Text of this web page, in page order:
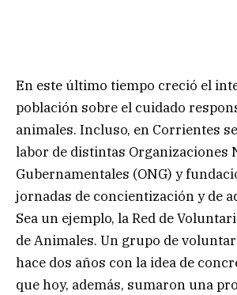
En este último tiempo creció el
población sobre el cuidado
animales. Incluso, en Corrientes
labor de distintas Organizaciones
Gubernamentales (ONG) y
jornadas de concientización y de
Sea un ejemplo, la Red de
de Animales. Un grupo de
hace dos años con la idea de
que hoy, además, sumaron una